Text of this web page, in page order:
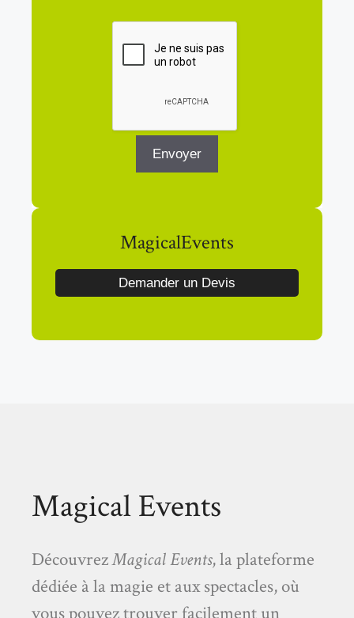
MagicalEvents
Demander un Devis
Magical Events
DécouvrezMagical Events, la plateforme
dédiée à la magie et aux spectacles, où